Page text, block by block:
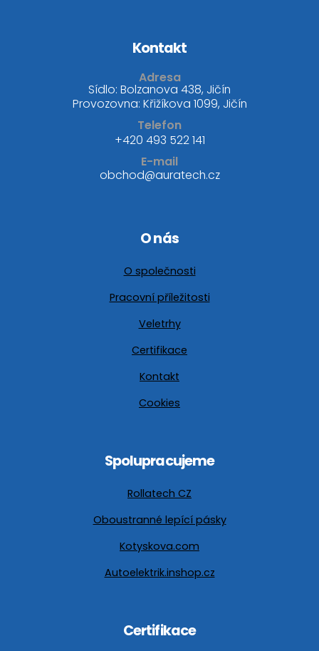
Kontakt
Adresa
Sídlo: Bolzanova 438, Jičín
Provozovna: Křižíkova 1099, Jičín
Telefon
+420 493 522 141
E-mail
obchod@auratech.cz
O nás
O společnosti
Pracovní příležitosti
Veletrhy
Certifikace
Kontakt
Cookies
Spolupracujeme
Rollatech CZ
Oboustranné lepící pásky
Kotyskova.com
Autoelektrik.inshop.cz
Certifikace